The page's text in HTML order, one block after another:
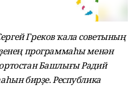
Греков ҡала советының
программаһы менән
Башлығы Радий
бирҙе. Республика